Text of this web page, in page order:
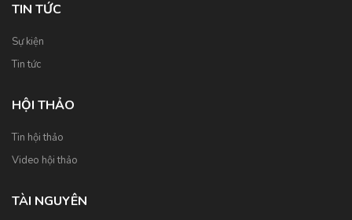
TIN TỨC
Sự kiện
Tin tức
HỘI THẢO
Tin hội thảo
Video hội thảo
TÀI NGUYÊN